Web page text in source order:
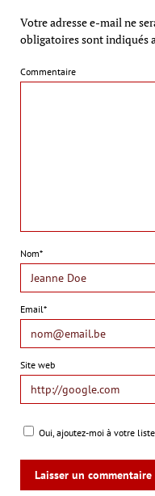
Votre adresse e-mail ne
obligatoires sont indiqués
Commentaire
Nom*
Email*
Site web
Oui, ajoutez-moi à votre